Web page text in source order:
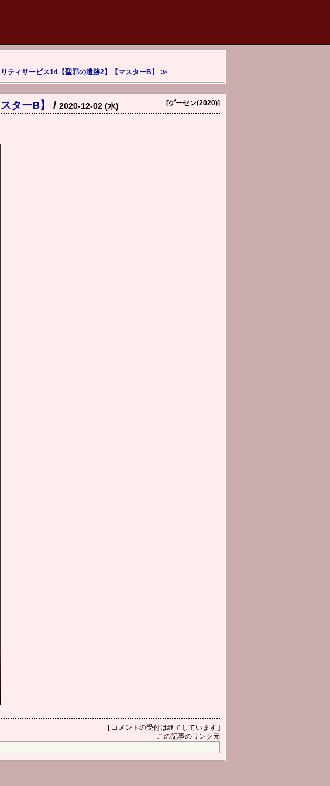
リティサービス14【聖邪の遺跡2】【マスターB】 ≫
[ゲーセン(2020)]
ターB】 / 2020-12-02 (水)
[ コメントの受付は終了しています ]
この記事のリンク元